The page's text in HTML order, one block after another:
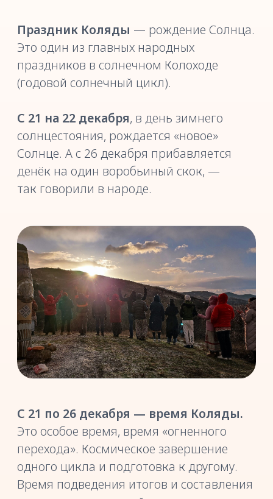
С 21 по 26 декабря — время Коляды.
Это особое время, время «огненного
перехода». Космическое завершение
Время подведения итогов и составления
планов на следующий год.
В ходе праздничного обряда добывают
живой огонь без помощи спичек
и от него огня зажигают центральный
костёр. Огонь, который поддерживают
люди на Земле, помогает родиться
ПРОГРАММА
ПРАЗДНИКА